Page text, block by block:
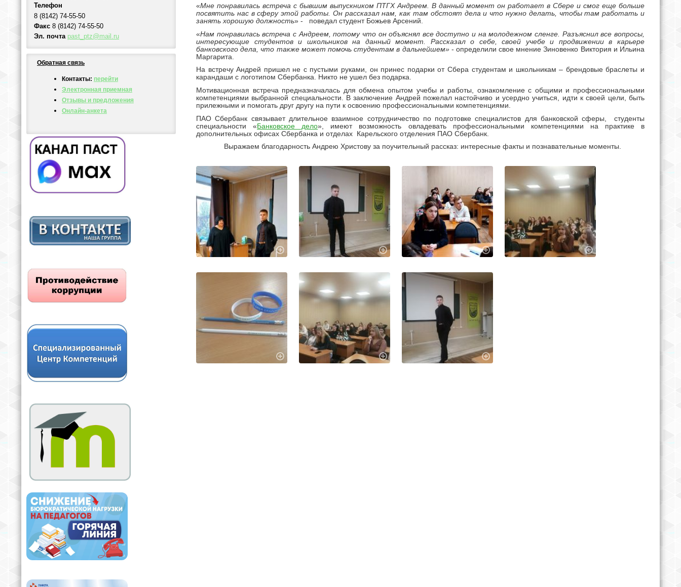
Телефон
8 (8142) 74-55-50
Факс 8 (8142) 74-55-50
Эл. почта past_ptz@mail.ru
Обратная связь
Контакты: перейти
Электронная приемная
Отзывы и предложения
Онлайн-анкета
«Мне понравилась встреча с бывшим выпускником ПТГХ Андреем. В данный момент он работает в Сбере и смог еще больше
посвятить нас в сферу этой работы. Он рассказал нам, как там обстоят дела и что нужно делать, чтобы там работать и
занять хорошую должность» - поведал студент Божьев Арсений.
«Нам понравилась встреча с Андреем, потому что он объяснял все доступно и на молодежном сленге. Разъяснил все вопросы,
интересующие студентов и школьников на данный момент. Рассказал о себе, своей учебе и продвижении в карьере
банковского дела, что также может помочь студентам в дальнейшем»- определили свое мнение Зиновенко Виктория и Ильина
Маргарита.
На встречу Андрей пришел не с пустыми руками, он принес подарки от Сбера студентам и школьникам – брендовые браслеты и
карандаши с логотипом Сбербанка. Никто не ушел без подарка.
Мотивационная встреча предназначалась для обмена опытом учебы и работы, ознакомление с общими и профессиональными
компетенциями выбранной специальности.
В заключение Андрей пожелал настойчиво и усердно учиться, идти к своей цели, быть
прилежными и помогать друг другу на пути к освоению профессиональными компетенциями.
ПАО Сбербанк связывает длительное взаимное сотрудничество по подготовке специалистов для банковской сферы, студенты
специальности «Банковское дело», имеют возможность овладевать профессиональными компетенциями на практике в
дополнительных офисах Сбербанка и отделах Карельского отделения ПАО Сбербанк.
Выражаем благодарность Андрею Христову за поучительный рассказ: интересные факты и познавательные моменты.